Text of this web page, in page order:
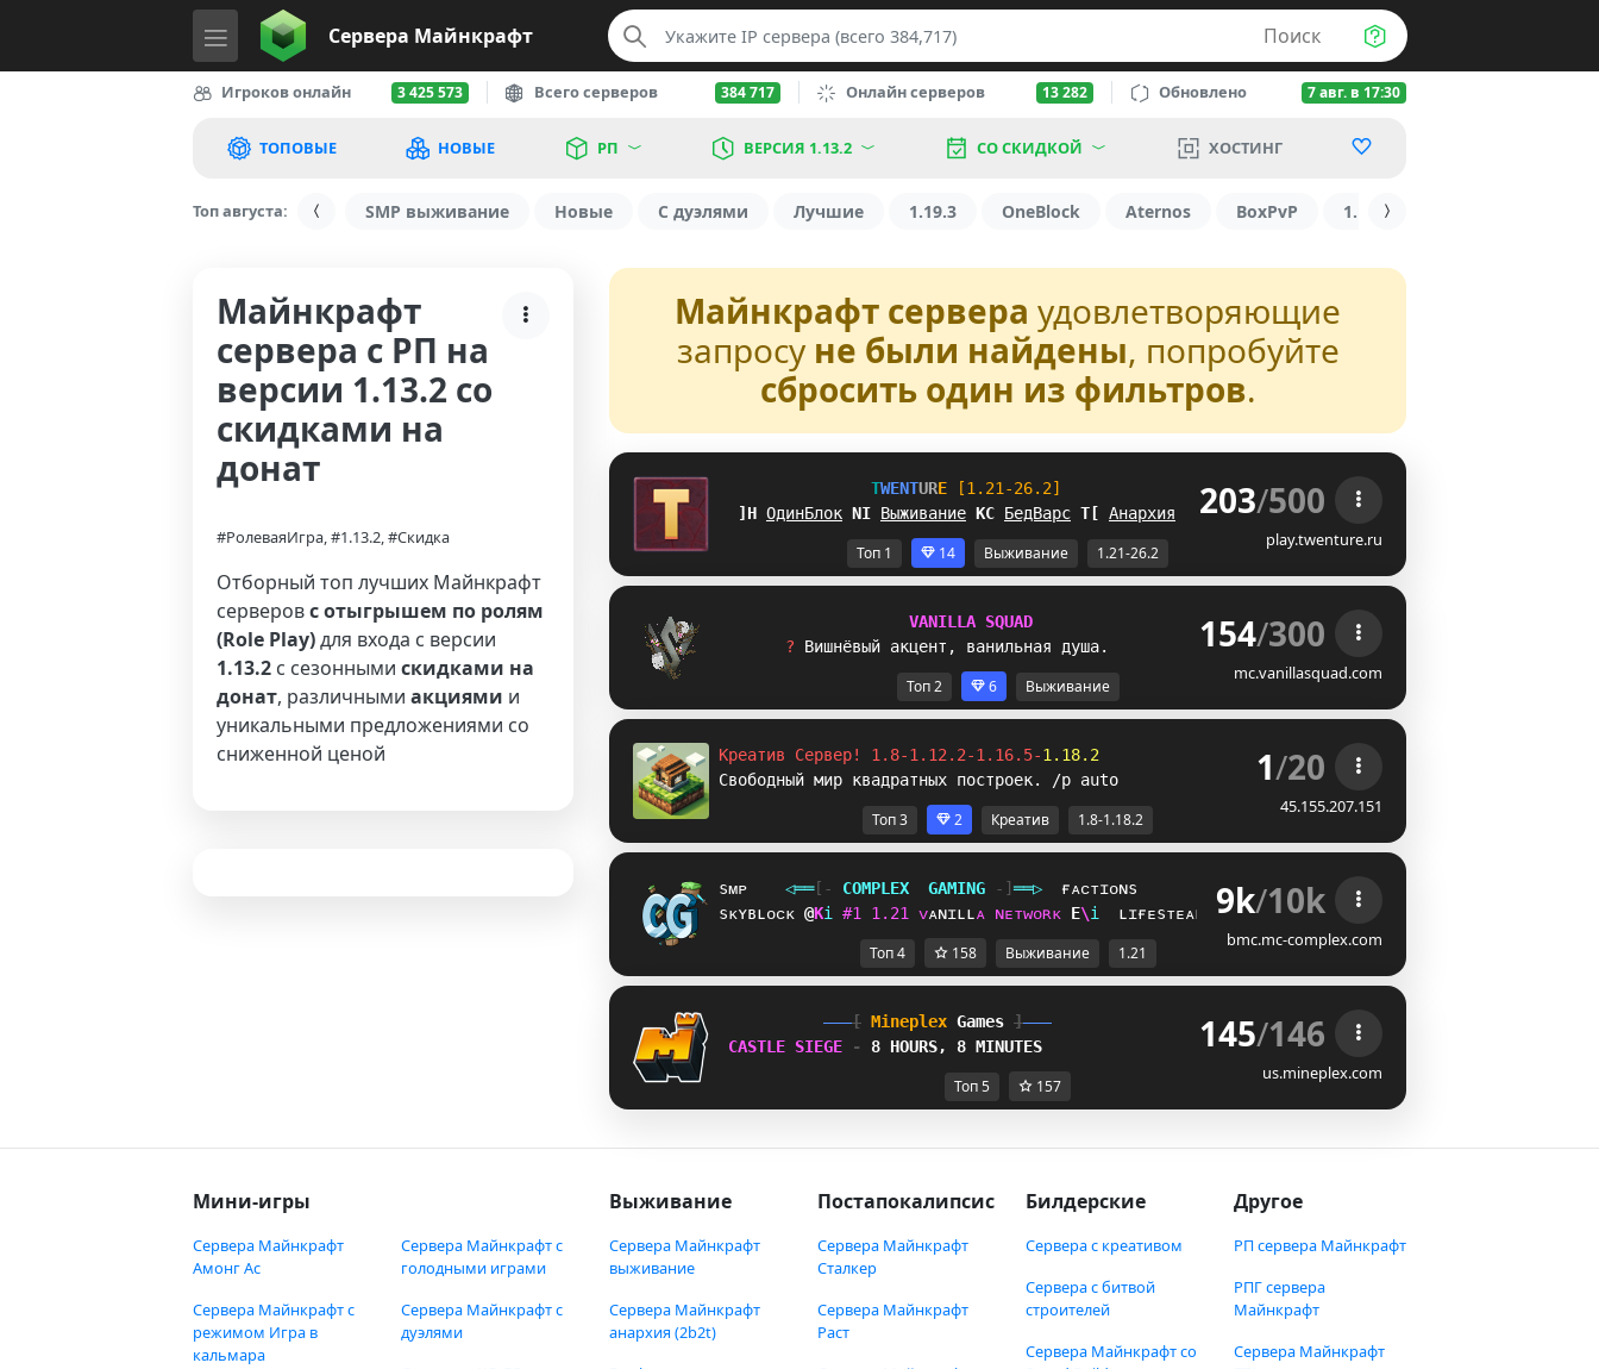
Сервера Майнкрафт Поиск
Игроков онлайн 3 425 573 Всего серверов 384 717 Онлайн серверов 13 282 Обновлено 7 авг. в 17:30
ТОПОВЫЕ НОВЫЕ РП ВЕРСИЯ 1.13.2 СО СКИДКОЙ ХОСТИНГ
Топ августа: SMP выживание Новые С дуэлями Лучшие 1.19.3 OneBlock Aternos BoxPvP 1.16
Майнкрафт
сервера с РП на
версии 1.13.2 со
скидками на
донат
#РолеваяИгра, #1.13.2, #Скидка
Отборный топ лучших Майнкрафт
серверовс отыгрышем по ролям
(Role Play)для входа с версии
1.13.2 с сезонными скидками на
донат, различными акциями и
уникальными предложениями со
сниженной ценой
Майнкрафт сервера удовлетворяющие
запросу не были найдены, попробуйте
сбросить один из фильтров.
TWENTURE
[1.21-26.2]
RS ОдинБлок @O Выживание JS БедВарс S ] Анархия LG203/500
play.twenture.ru
Топ 1 14 Выживание 1.21-26.2
VANIL L A SQUAD
? Вишнёвый акцент , ванильная душа. 154/300
mc.vanillasquad.com
Топ 2 6 Выживание
Креатив Сервер! 1.8-1.12.2-1.16.5-1.18.2
Свободный мир квадратных построек. /p auto
1/20
45.155.207.151
Топ 3 2 Креатив 1.8-1.18.2
sᴍᴘ ◁══[‐ COMPL EX GAMING ‐]══▷
ғᴀᴄᴛɪᴏɴs
sᴋʏʙʟᴏᴄᴋ PRi #1 1 . 21 ᴠᴀɴɪʟʟᴀ ɴᴇᴛᴡᴏʀᴋ ROi ʟɪғᴇsᴛᴇᴀʟ 9k/10k
bmc.mc-complex.com
Топ 4 158 Выживание 1.21
[ Mineplex Games ]
CASTLE SIEGE
- 8 HOURS, 8 MINUTES 145/146
us.mineplex.com
Топ 5 157
Мини-игры
Сервера Майнкрафт
Амонг Ас
Сервера Майнкрафт с
режимом Игра в
кальмара
Сервера Майнкрафт с
голодными играми
Сервера Майнкрафт с
дуэлями
Выживание
Сервера Майнкрафт
выживание
Сервера Майнкрафт
анархия (2b2t)
Постапокалипсис
Сервера Майнкрафт
Сталкер
Сервера Майнкрафт
Раст
Билдерские
Сервера с креативом
Сервера с битвой
строителей
Сервера Майнкрафт со
Другое
РП сервера Майнкрафт
РПГ сервера
Майнкрафт
Сервера Майнкрафт